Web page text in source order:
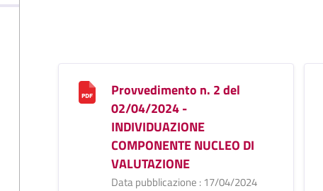
Provvedimento n. 2 del
02/04/2024 -
INDIVIDUAZIONE
COMPONENTE NUCLEO DI
VALUTAZIONE
Data pubblicazione : 17/04/2024